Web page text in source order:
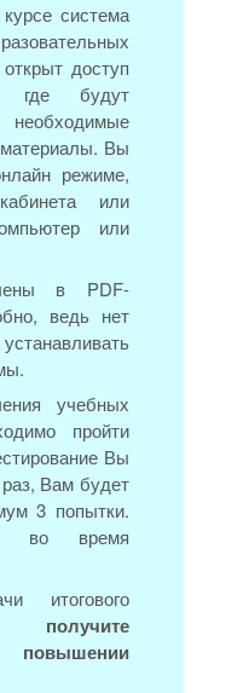
система
доступ
где будут
Вы
режиме,
или
или
в PDF-
ведь нет
учебных
пройти
Вы
Вам будет
3 попытки.
во время
итогового